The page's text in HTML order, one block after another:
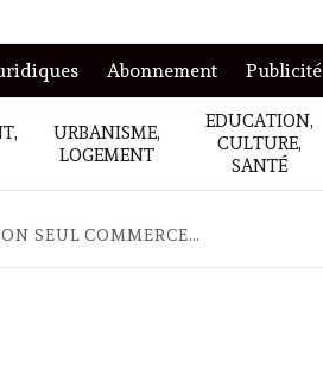
Abonnement Publicité
URBANISME,
LOGEMENT
EDUCATION,
CULTURE,
SANTÉ
SEUL COMMERCE…